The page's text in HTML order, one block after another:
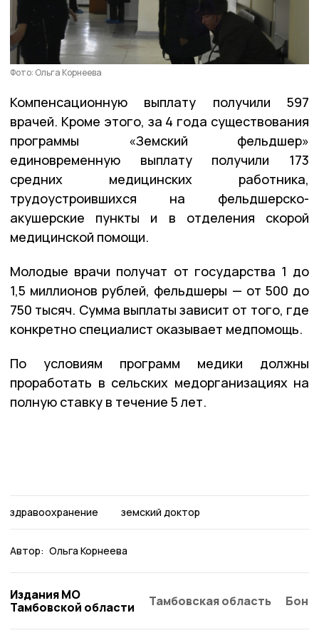
Фото: Ольга Корнеева
Компенсационную выплату получили 597
врачей. Кроме этого, за 4 года существования
программы «Земский фельдшер»
единовременную выплату получили 173
средних медицинских работника,
трудоустроившихся на фельдшерско-
акушерские пункты и в отделения скорой
медицинской помощи.
Молодые врачи получат от государства 1 до
1,5 миллионов рублей, фельдшеры — от 500 до
750 тысяч. Сумма выплаты зависит от того, где
конкретно специалист оказывает медпомощь.
По условиям программ медики должны
проработать в сельских медорганизациях на
полную ставку в течение 5 лет.
здравоохранение земский доктор
Автор: Ольга Корнеева
Издания МО
Тамбовской области
Тамбовская область